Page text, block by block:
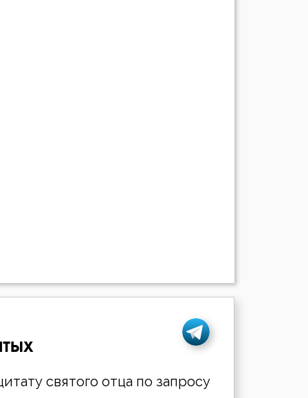
святого отца по запросу